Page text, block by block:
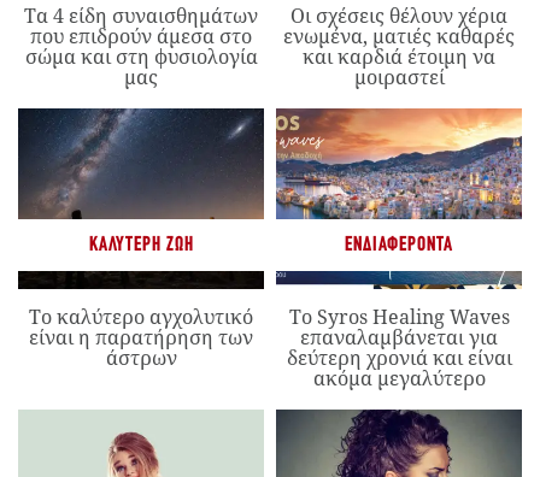
Τα 4 είδη συναισθημάτων
που επιδρούν άμεσα στο
σώμα και στη φυσιολογία
μας
Οι σχέσεις θέλουν χέρια
ενωμένα, ματιές καθαρές
και καρδιά έτοιμη να
μοιραστεί
ΚΑΛΎΤΕΡΗ ΖΩΉ
Το καλύτερο αγχολυτικό
είναι η παρατήρηση των
άστρων
ΕΝΔΙΑΦΈΡΟΝΤΑ
Το Syros Healing Waves
επαναλαμβάνεται για
δεύτερη χρονιά και είναι
ακόμα μεγαλύτερο